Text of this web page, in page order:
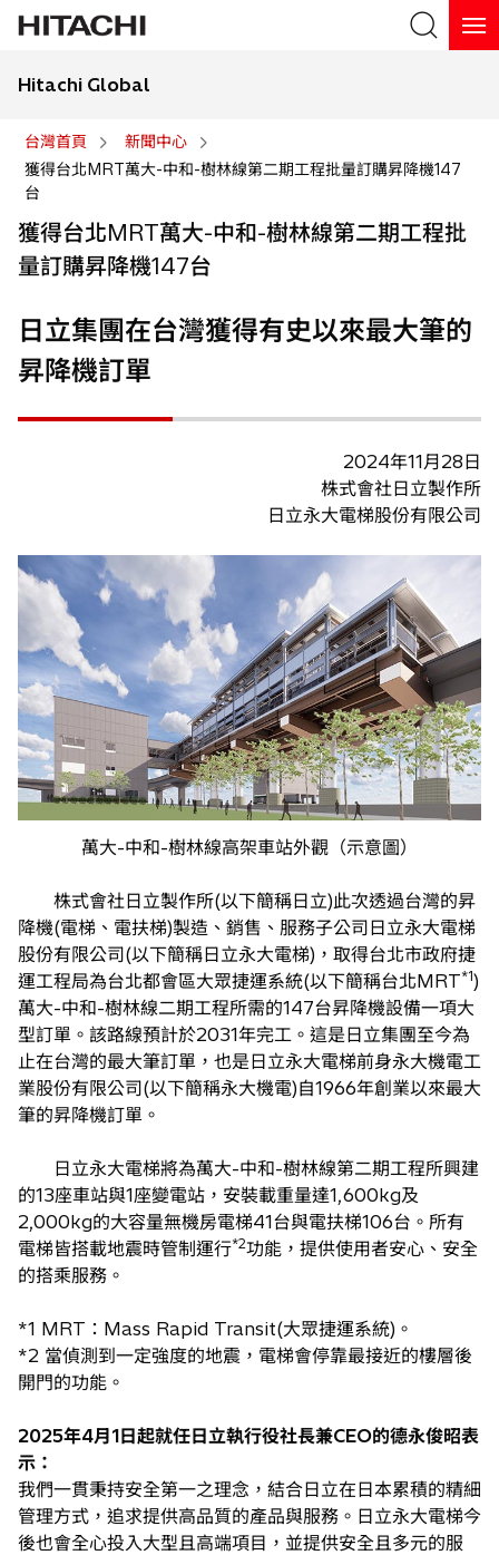
Hitachi Global
台灣首頁
新聞中心
獲得台北MRT萬大-中和-樹林線第二期工程批量訂購昇降機147
台
獲得台北MRT萬大-中和-樹林線第二期工程批
量訂購昇降機147台
日立集團在台灣獲得有史以來最大筆的
昇降機訂單
2024年11月28日
株式會社日立製作所
日立永大電梯股份有限公司
萬大-中和-樹林線高架車站外觀（示意圖）
株式會社日立製作所(以下簡稱日立)此次透過台灣的昇
降機(電梯、電扶梯)製造、銷售、服務子公司日立永大電梯
股份有限公司(以下簡稱日立永大電梯)，取得台北市政府捷
運工程局為台北都會區大眾捷運系統(以下簡稱台北MRT*1)
萬大-中和-樹林線二期工程所需的147台昇降機設備一項大
型訂單。該路線預計於2031年完工。這是日立集團至今為
止在台灣的最大筆訂單，也是日立永大電梯前身永大機電工
業股份有限公司(以下簡稱永大機電)自1966年創業以來最大
筆的昇降機訂單。
日立永大電梯將為萬大-中和-樹林線第二期工程所興建
的13座車站與1座變電站，安裝載重量達1,600kg及
2,000kg的大容量無機房電梯41台與電扶梯106台。所有
電梯皆搭載地震時管制運行*2功能，提供使用者安心、安全
的搭乘服務。
*1 MRT：Mass Rapid Transit(大眾捷運系統)。
*2 當偵測到一定強度的地震，電梯會停靠最接近的樓層後
開門的功能。
2025年4月1日起就任日立執行役社長兼CEO的德永俊昭表
示：
我們一貫秉持安全第一之理念，結合日立在日本累積的精細
管理方式，追求提供高品質的產品與服務。日立永大電梯今
後也會全心投入大型且高端項目，並提供安全且多元的服